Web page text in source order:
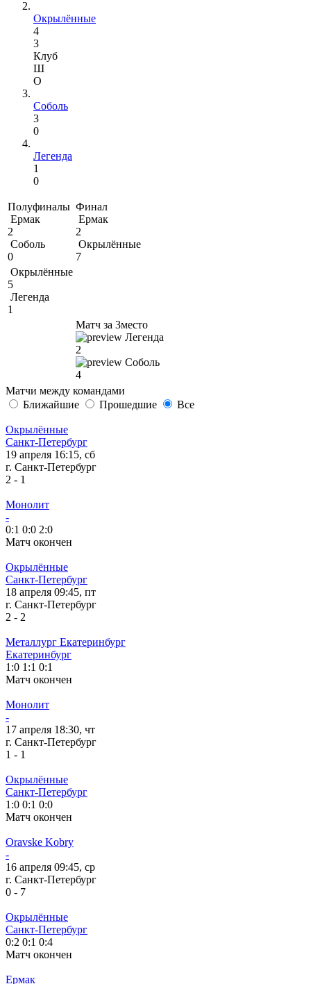
Окрылённые
4
3
Клуб
Ш
О
Соболь
3
0
Легенда
1
0
Полуфиналы
Ермак
2
Соболь
0
Финал
Ермак
2
Окрылённые
7
Окрылённые
5
Легенда
1
Матч за 3место
Легенда
2
Соболь
4
Матчи между командами
Ближайшие
Прошедшие Все
Окрылённые
Санкт-Петербург
19 апреля 16:15, сб
г. Санкт-Петербург
2 - 1
Монолит
-
0:1 0:0 2:0
Матч окончен
Окрылённые
Санкт-Петербург
18 апреля 09:45, пт
г. Санкт-Петербург
2 - 2
Металлург Екатеринбург
Екатеринбург
1:0 1:1 0:1
Матч окончен
Монолит
-
17 апреля 18:30, чт
г. Санкт-Петербург
1 - 1
Окрылённые
Санкт-Петербург
1:0 0:1 0:0
Матч окончен
Oravske Kobry
-
16 апреля 09:45, ср
г. Санкт-Петербург
0 - 7
Окрылённые
Санкт-Петербург
0:2 0:1 0:4
Матч окончен
Ермак